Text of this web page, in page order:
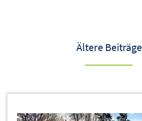
Ältere Beiträge